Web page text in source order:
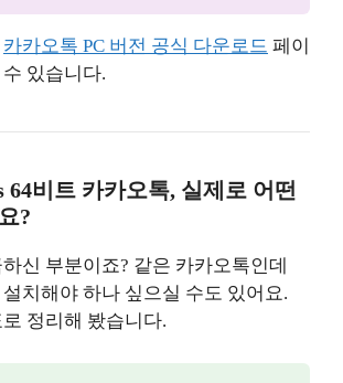
카카오톡 PC 버전 공식 다운로드 페이
있습니다.
64비트 카카오톡, 실제로 어떤
?
신 부분이죠? 같은 카카오톡인데
치해야 하나 싶으실 수도 있어요.
정리해 봤습니다.